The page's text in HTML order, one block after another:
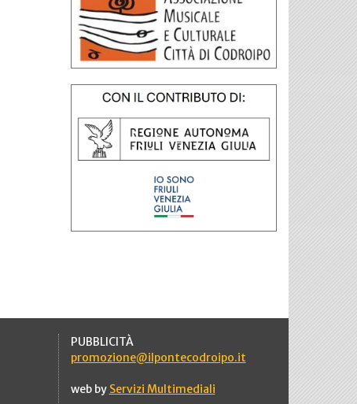
PUBBLICITÀ
promozione@ilpontecodroipo.it
web by Servizi Multimediali